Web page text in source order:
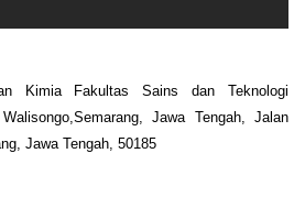
Kimia Fakultas Sains dan Teknologi
Jawa Tengah, Jalan
Jawa Tengah, 50185